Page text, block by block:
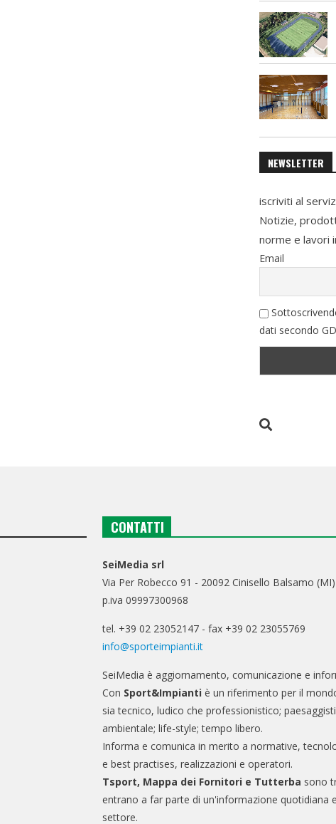
NEWSLETTER
iscriviti al
Notizie,
norme e lavori
Email
dati secondo
CONTATTI
SeiMedia srl
Via Per Robecco 91 - 20092 Cinisello Balsamo
p.iva 09997300968
tel. +39 02 23052147 - fax +39 02 23055769
info@sporteimpianti.it
SeiMedia è aggiornamento, comunicazione e
Con Sport&Impianti è un riferimento per il
sia tecnico, ludico che professionistico;
ambientale; life-style; tempo libero.
Informa e comunica in merito a normative,
e best practises, realizzazioni e operatori.
Tsport, Mappa dei Fornitori e Tutterba sono
entrano a far parte di un'informazione quotidiana
settore.